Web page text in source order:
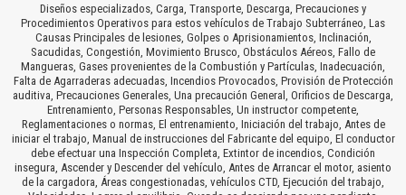
Diseños especializados, Carga, Transporte, Descarga, Precauciones y
Procedimientos Operativos para estos vehículos de Trabajo Subterráneo, Las
Causas Principales de lesiones, Golpes o Aprisionamientos, Inclinación,
Sacudidas, Congestión, Movimiento Brusco, Obstáculos Aéreos, Fallo de
Mangueras, Gases provenientes de la Combustión y Partículas, Inadecuación,
Falta de Agarraderas adecuadas, Incendios Provocados, Provisión de Protección
auditiva, Precauciones Generales, Una precaución General, Orificios de Descarga,
Entrenamiento, Personas Responsables, Un instructor competente,
Reglamentaciones o normas, El entrenamiento, Iniciación del trabajo, Antes de
iniciar el trabajo, Manual de instrucciones del Fabricante del equipo, El conductor
debe efectuar una Inspección Completa, Extintor de incendios, Condición
insegura, Ascender y Descender del vehículo, Antes de Arrancar el motor, asiento
de la cargadora, Áreas congestionadas, vehículos CTD, Ejecución del trabajo,